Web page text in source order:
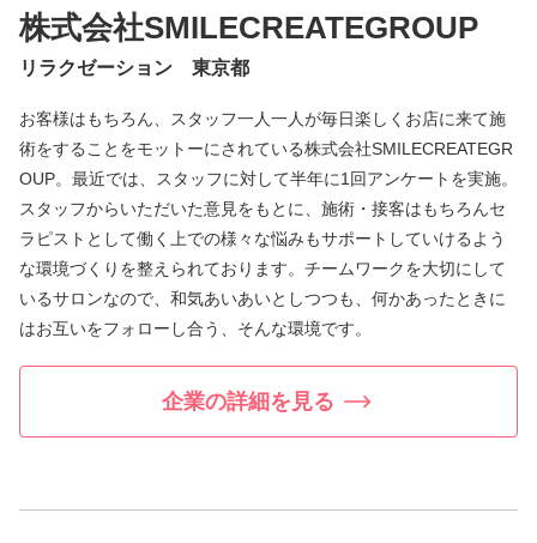
株式会社SMILECREATEGROUP
リラクゼーション 東京都
お客様はもちろん、スタッフ一人一人が毎日楽しくお店に来て施
術をすることをモットーにされている株式会社SMILECREATEGR
OUP。最近では、スタッフに対して半年に1回アンケートを実施。
スタッフからいただいた意見をもとに、施術・接客はもちろんセ
ラピストとして働く上での様々な悩みもサポートしていけるよう
な環境づくりを整えられております。チームワークを大切にして
いるサロンなので、和気あいあいとしつつも、何かあったときに
はお互いをフォローし合う、そんな環境です。
企業の詳細を見る